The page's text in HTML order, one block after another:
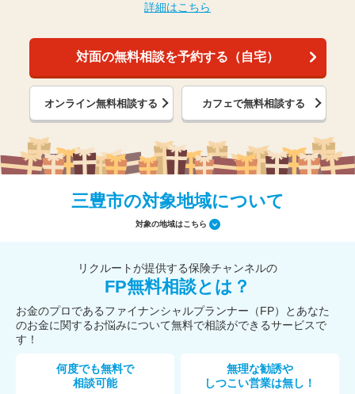
詳細はこちら
対面の無料相談を予約する（自宅）
オンライン無料相談する カフェで無料相談する
三豊市の対象地域について
対象の地域はこちら
リクルートが提供する保険チャンネルの
FP無料相談とは？
お金のプロであるファイナンシャルプランナー（FP）とあなた
のお金に関するお悩みについて無料で相談ができるサービスで
す！
何度でも無料で
相談可能
無理な勧誘や
しつこい営業は無し！